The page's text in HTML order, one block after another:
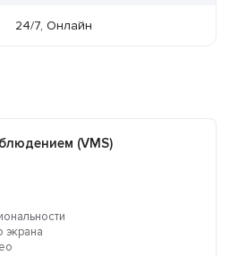
24/7, Онлайн
(VMS)
экрана